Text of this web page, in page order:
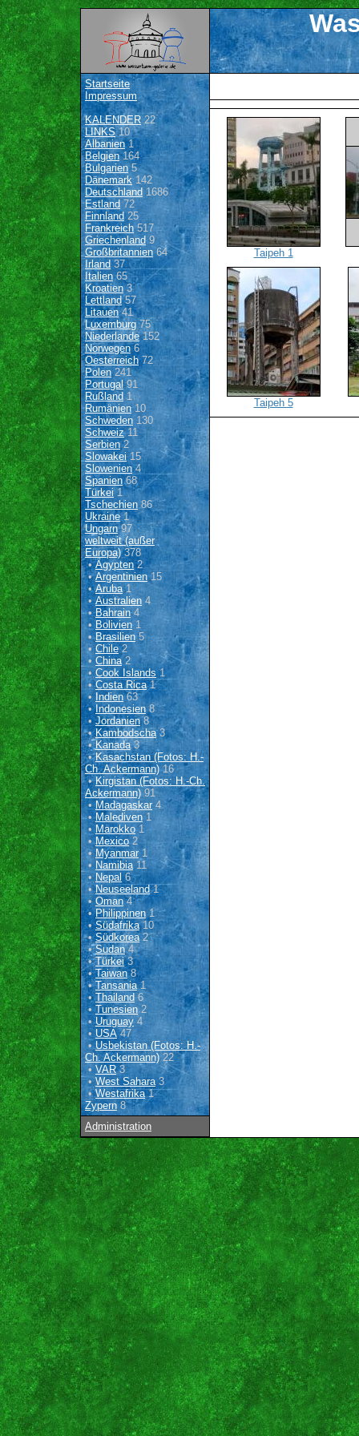
Startseite
Impressum
KALENDER22
LINKS10
Albanien1
Belgien164
Bulgarien 5
Dänemark142
Deutschland 1686
Estland 72
Finnland 25
Frankreich517
Griechenland9
Großbritannien64
Irland 37
Italien65
Kroatien3
Lettland57
Litauen41
Luxemburg 75
Niederlande152
Norwegen6
Oesterreich72
Polen 241
Portugal91
Rußland 1
Rumänien10
Schweden 130
Schweiz11
Serbien2
Slowakei15
Slowenien4
Spanien68
Türkei1
Tschechien 86
Ukraine1
Ungarn97
weltweit (außer
Europa)378
•Ägypten2
•Argentinien15
•Aruba1
•Australien 4
•Bahrain4
• Bolivien 1
•Brasilien 5
•Chile2
• China2
• Cook Islands 1
•Costa Rica1
• Indien63
•Indonesien 8
•Jordanien8
•Kambodscha3
•Kanada3
•Kasachstan (Fotos: H.-
Ch. Ackermann)16
•Kirgistan (Fotos: H.-Ch.
Ackermann) 91
•Madagaskar 4
•Malediven 1
• Marokko 1
•Mexico2
•Myanmar 1
• Namibia11
• Nepal 6
•Neuseeland1
• Oman4
•Philippinen 1
•Südafrika10
•Südkorea2
•Sudan4
•Türkei3
•Taiwan8
•Tansania1
•Thailand 6
•Tunesien2
•Uruguay 4
•USA47
•Usbekistan (Fotos: H.-
Ch. Ackermann) 22
• VAR3
•West Sahara3
•Westafrika1
Zypern8
Administration
Taipeh 1
Taipeh 5